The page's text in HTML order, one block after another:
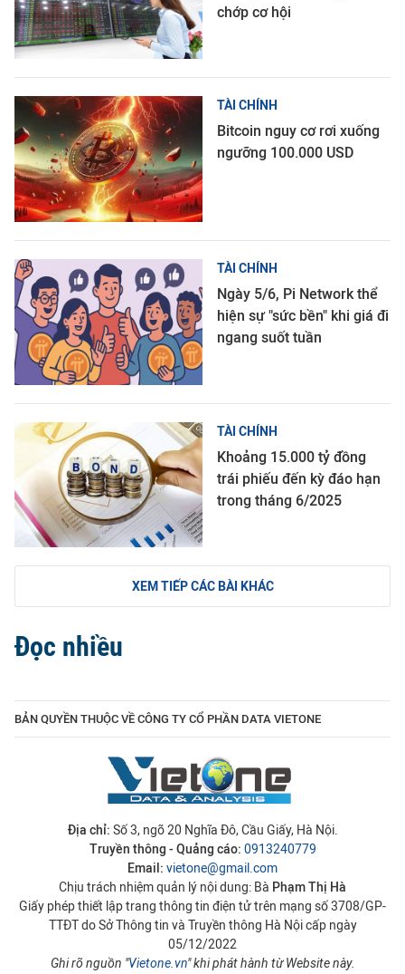
chớp cơ hội
TÀI CHÍNH
Bitcoin nguy cơ rơi xuống
ngưỡng 100.000 USD
TÀI CHÍNH
Ngày 5/6, Pi Network thể
hiện sự "sức bền" khi giá đi
ngang suốt tuần
TÀI CHÍNH
Khoảng 15.000 tỷ đồng
trái phiếu đến kỳ đáo hạn
trong tháng 6/2025
XEM TIẾP CÁC BÀI KHÁC
Đọc nhiều
BẢN QUYỀN THUỘC VỀ CÔNG TY CỔ PHẦN DATA VIETONE
Địa chỉ: Số 3, ngõ 20 Nghĩa Đô, Cầu Giấy, Hà Nội.
Truyền thông - Quảng cáo: 0913240779
Email: vietone@gmail.com
Chịu trách nhiệm quản lý nội dung: Bà Phạm Thị Hà
Giấy phép thiết lập trang thông tin điện tử trên mạng số 3708/GP-
TTĐT do Sở Thông tin và Truyền thông Hà Nội cấp ngày
05/12/2022
Ghi rõ nguồn "Vietone.vn" khi phát hành từ Website này.